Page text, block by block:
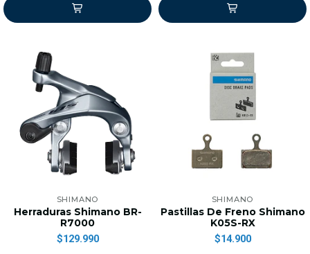
SHIMANO
Herraduras Shimano BR-
R7000
$129.990
SHIMANO
Pastillas De Freno Shimano
K05S-RX
$14.900